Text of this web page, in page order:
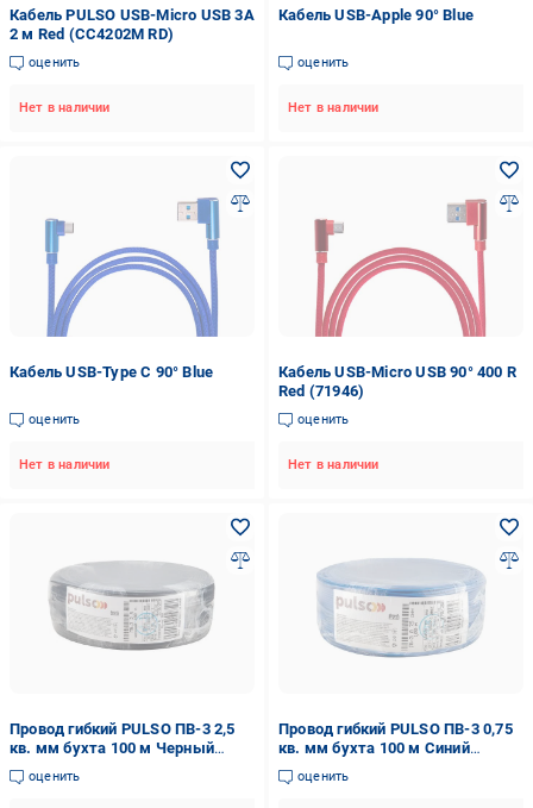
Кабель PULSO USB-Micro USB 3А
2 м Red (CC4202M RD)
оценить
Нет в наличии
Кабель USB-Apple 90° Blue
оценить
Нет в наличии
Кабель USB-Type С 90° Blue
оценить
Нет в наличии
Кабель USB-Micro USB 90° 400 R
Red (71946)
оценить
Нет в наличии
Провод гибкий PULSO ПВ-3 2,5
кв. мм бухта 100 м Черный
(00000065484)
оценить
Провод гибкий PULSO ПВ-3 0,75
кв. мм бухта 100 м Синий
(00000065465)
оценить